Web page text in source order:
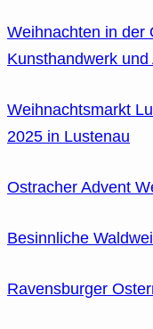
Weihnachten in der
Kunsthandwerk
Weihnachtsmarkt
2025 in Lustenau
Ostracher Advent
Besinnliche
Ravensburger